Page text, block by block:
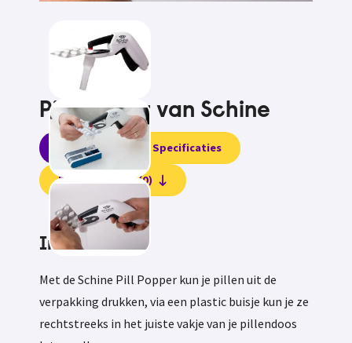
Pill Popper van Schine
Informatie Specificaties
Beoordelingen (0)
Informatie
Met de Schine Pill Popper kun je pillen uit de
verpakking drukken, via een plastic buisje kun je ze
rechtstreeks in het juiste vakje van je pillendoos